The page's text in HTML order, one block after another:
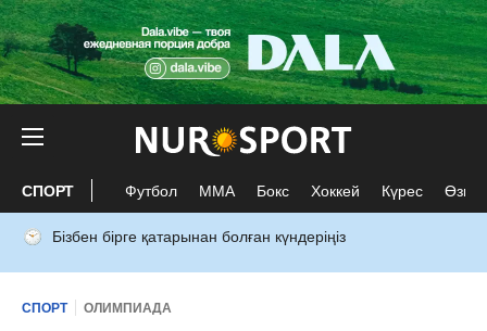
СПОРТ Футбол ММА Бокс Хоккей Күрес Өзге
Бізбен бірге қатарынан болған күндеріңіз
СПОРТ ОЛИМПИАДА